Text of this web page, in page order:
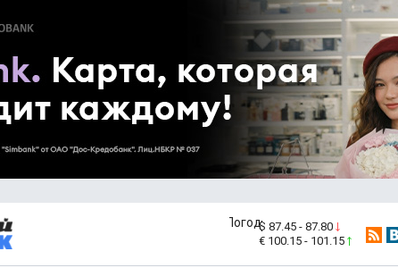
$ 87.45 - 87.80
€ 100.15 - 101.15